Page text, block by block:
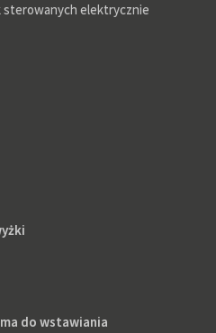
sterowanych elektrycznie
do wstawiania